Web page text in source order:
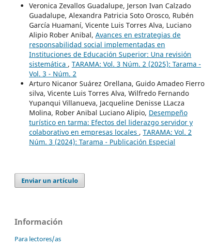
Veronica Zevallos Guadalupe, Jerson Ivan Calzado
Guadalupe, Alexandra Patricia Soto Orosco, Rubén
García Huamaní, Vicente Luis Torres Alva, Luciano
Alipio Rober Anibal, Avances en estrategias de
responsabilidad social implementadas en
Instituciones de Educación Superior: Una revisión
sistemática , TARAMA: Vol. 3 Núm. 2 (2025): Tarama -
Vol. 3 - Núm. 2
Arturo Nicanor Suárez Orellana, Guido Amadeo Fierro
silva, Vicente Luis Torres Alva, Wilfredo Fernando
Yupanqui Villanueva, Jacqueline Denisse LLacza
Molina, Rober Anibal Luciano Alipio, Desempeño
turístico en tarma: Efectos del liderazgo servidor y
colaborativo en empresas locales , TARAMA: Vol. 2
Núm. 3 (2024): Tarama - Publicación Especial
Enviar un artículo
Información
Para lectores/as